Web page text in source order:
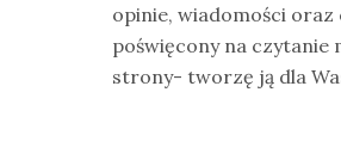
opinie, wiadomości oraz
poświęcony na czytanie
strony- tworzę ją dla